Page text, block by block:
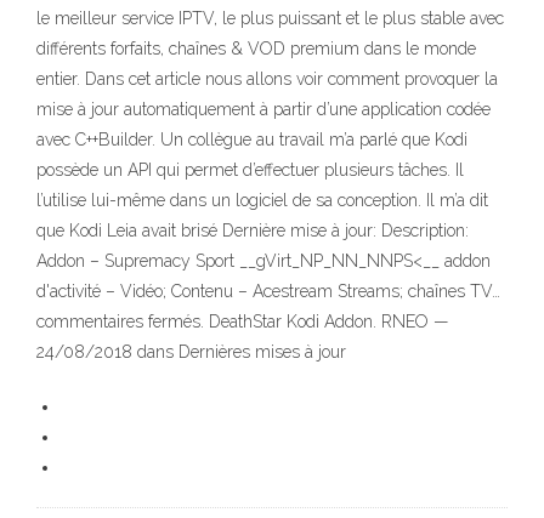
le meilleur service IPTV, le plus puissant et le plus stable avec
différents forfaits, chaînes & VOD premium dans le monde
entier. Dans cet article nous allons voir comment provoquer la
mise à jour automatiquement à partir d’une application codée
avec C++Builder. Un collègue au travail m’a parlé que Kodi
possède un API qui permet d’effectuer plusieurs tâches. Il
l’utilise lui-même dans un logiciel de sa conception. Il m’a dit
que Kodi Leia avait brisé Dernière mise à jour: Description:
Addon – Supremacy Sport __gVirt_NP_NN_NNPS<__ addon
d'activité – Vidéo; Contenu – Acestream Streams; chaînes TV…
commentaires fermés. DeathStar Kodi Addon. RNEO —
24/08/2018 dans Dernières mises à jour